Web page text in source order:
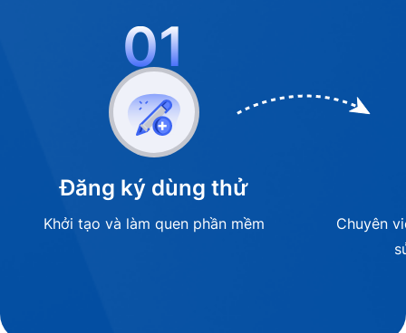
01
Đăng ký dùng thử
Khởi tạo và làm quen phần mềm
Chuyên